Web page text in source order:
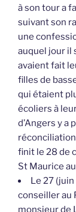
à son tour a
suivant son
une
auquel jour il
avaient fait
filles de
qui étaient
écoliers à
d’Angers y a
finit le 28 de
St Maurice
Le 27
conseiller au
monsieur de